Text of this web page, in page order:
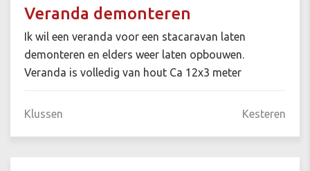
Veranda demonteren
Ik wil een veranda voor een stacaravan laten
demonteren en elders weer laten opbouwen.
Veranda is volledig van hout Ca 12x3 meter
Klussen Kesteren